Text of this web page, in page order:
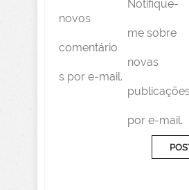
novos
comentário
s por e-mail.
Notifique-
me sobre
novas
publicações
por e-mail.